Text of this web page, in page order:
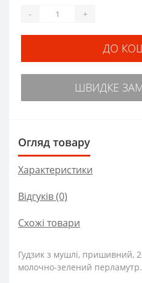
- +
ДО
ШВИДКЕ
Огляд товару
Характеристики
Відгуків (0)
Схожі товари
Гудзик з мушлі, пришивний,
молочно-зелений перламутр.